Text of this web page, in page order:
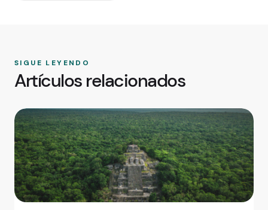
SIGUE LEYENDO
Artículos relacionados